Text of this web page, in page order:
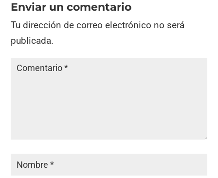
Enviar un comentario
Tu dirección de correo electrónico no será
publicada.